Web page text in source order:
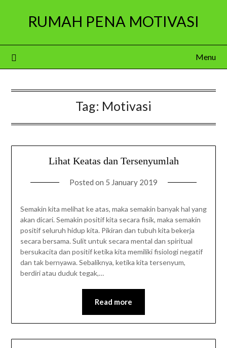
RUMAH PENA MOTIVASI
Menu
Tag: Motivasi
Lihat Keatas dan Tersenyumlah
Posted on 5 January 2019
Semakin kita melihat ke atas, maka semakin banyak hal yang
akan dicari. Semakin positif kita secara fisik, maka semakin
positif seluruh hidup kita. Pikiran dan tubuh kita bekerja
secara bersama. Sulit untuk secara mental dan spiritual
bersukacita dan positif ketika kita memiliki fisiologi negatif
dan tak bernyawa. Sebaliknya, ketika kita tersenyum,
berdiri atau duduk tegak,…
Read more